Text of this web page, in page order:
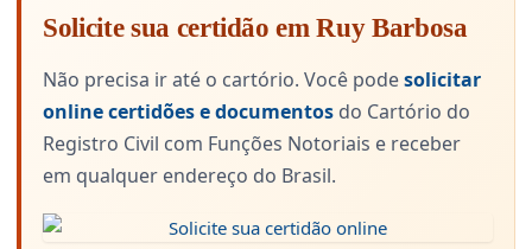
Solicite sua certidão em Ruy Barbosa
Não precisa ir até o cartório. Você podesolicitar
online certidões e documentos do Cartório do
Registro Civil com Funções Notoriais e receber
em qualquer endereço do Brasil.